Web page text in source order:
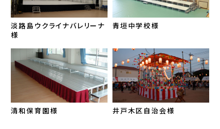
淡路島ウクライナバレリーナ
様
青垣中学校様
清和保育園様 井戸木区自治会様